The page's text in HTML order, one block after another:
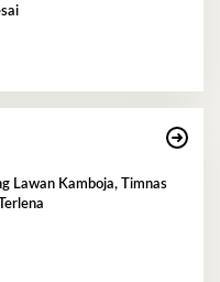
Lawan Kamboja, Timnas